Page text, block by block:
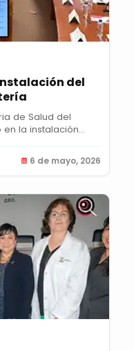
del
de Salud del
la instalación
6 de mayo, 2026